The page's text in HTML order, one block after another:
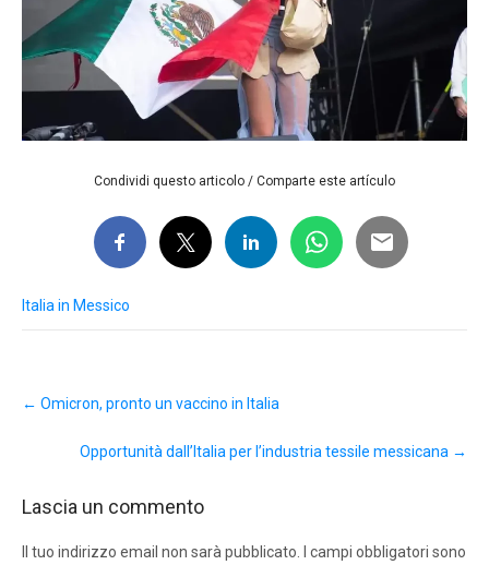
Condividi questo articolo / Comparte este artículo
Italia in Messico
navigation
← Omicron, pronto un vaccino in Italia
Opportunità dall’Italia per l’industria tessile messicana →
Lascia un commento
Il tuo indirizzo email non sarà pubblicato.
I campi obbligatori sono